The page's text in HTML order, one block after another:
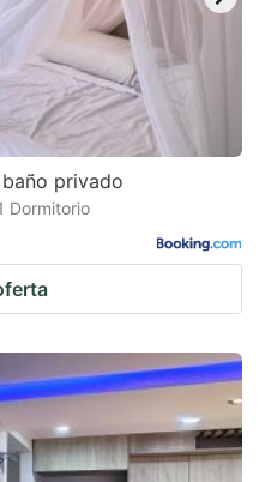
keyboard
shortcuts
for
changing
dates.
privado
Dormitorio